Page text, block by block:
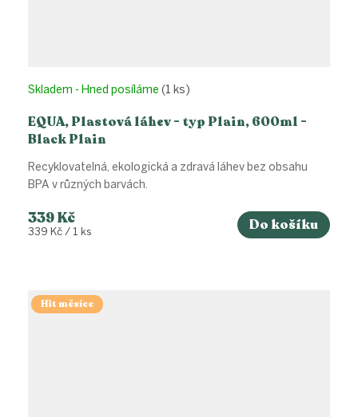
EQUA, Plastová láhev - typ Plain, 600ml -
Black Plain
Skladem - Hned posíláme (1 ks)
339 Kč
Měrná
339 Kč / 1 ks Do košíku
Recyklovatelná, ekologická a zdravá láhev bez obsahu
BPA v různých barvách.
Hit měsíce